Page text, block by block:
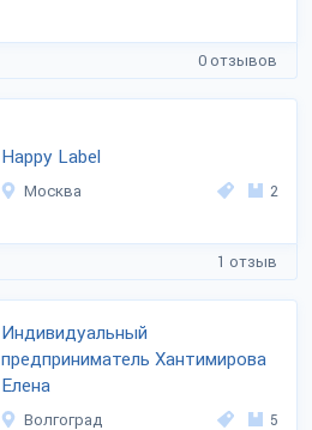
0 отзывов
Happy Label
Москва 2
1 отзыв
Индивидуальный
предприниматель Хантимирова
Елена
Волгоград 5